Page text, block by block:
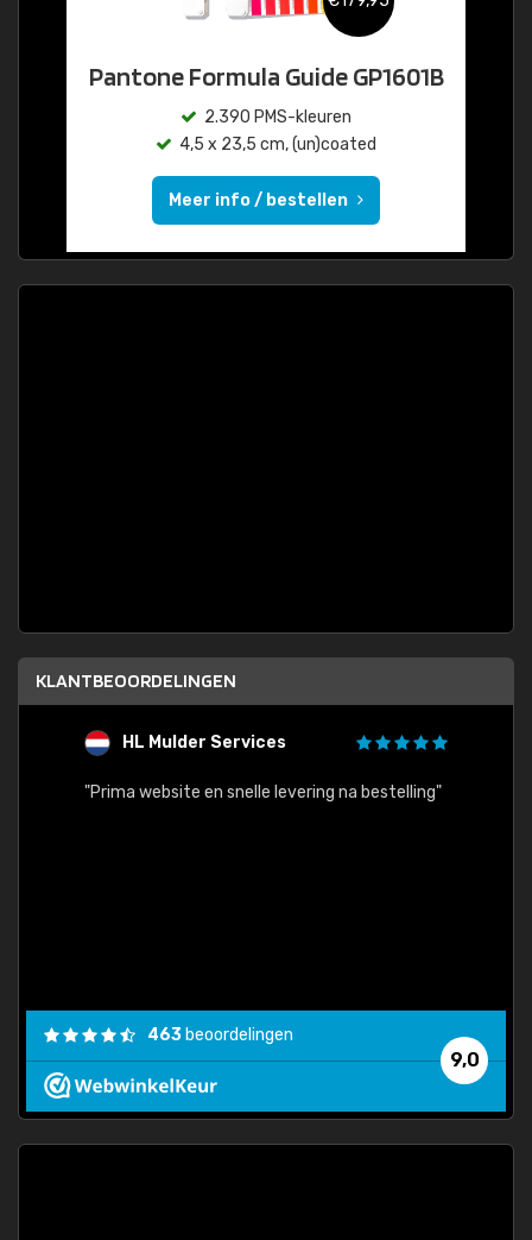
Pantone Formula Guide GP1601B
2.390 PMS-kleuren
4,5 x 23,5 cm, (un)coated
Meer info / bestellen
KLANTBEOORDELINGEN
HL Mulder Services
"Prima website en snelle levering na bestelling"
9,0
463 beoordelingen